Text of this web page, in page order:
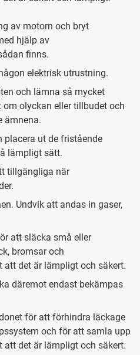
av motorn och bryt
hjälp av
finns.
elektrisk utrustning.
och lämna så mycket
olyckan eller tillbudet och
ämnena.
placera ut de fristående
lämpligt sätt.
tillgängliga när
Undvik att andas in gaser,
att släcka små eller
bromsar och
det är lämpligt och säkert.
däremot endast bekämpas
för att förhindra läckage
och för att samla upp
det är lämpligt och säkert.